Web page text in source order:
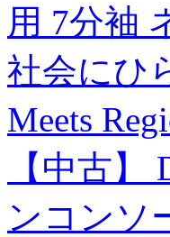
用 7分袖
社会にひ
Meets
【中古
ンコンソ